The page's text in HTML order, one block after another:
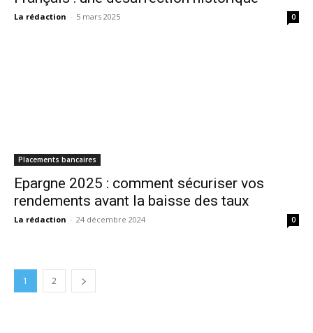
La rédaction - 5 mars 2025 0
Placements bancaires
Epargne 2025 : comment sécuriser vos
rendements avant la baisse des taux
La rédaction - 24 décembre 2024 0
1 2